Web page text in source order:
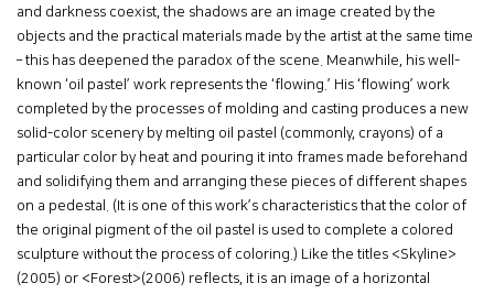
and darkness coexist, the shadows are an image created by the
objects and the practical materials made by the artist at the same time
– this has deepened the paradox of the scene. Meanwhile, his well-
known ‘oil pastel’ work represents the ‘flowing.’ His ‘flowing’ work
completed by the processes of molding and casting produces a new
solid-color scenery by melting oil pastel (commonly, crayons) of a
particular color by heat and pouring it into frames made beforehand
and solidifying them and arranging these pieces of different shapes
on a pedestal. (It is one of this work’s characteristics that the color of
the original pigment of the oil pastel is used to complete a colored
sculpture without the process of coloring.) Like the titles <Skyline>
(2005) or <Forest>(2006) reflects, it is an image of a horizontal